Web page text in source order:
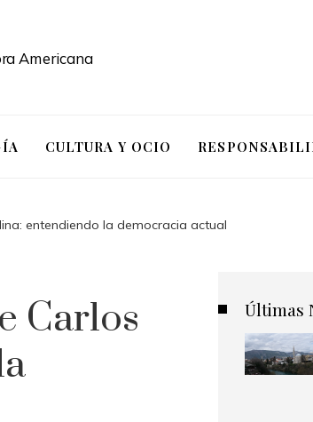
CULTURA Y OCIO
entendiendo la democracia actual
Carlos
Últimas